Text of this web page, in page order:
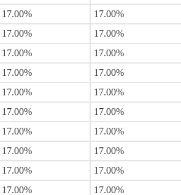
17.00% 17.00%
17.00% 17.00%
17.00% 17.00%
17.00% 17.00%
17.00% 17.00%
17.00% 17.00%
17.00% 17.00%
17.00% 17.00%
17.00% 17.00%
17.00% 17.00%